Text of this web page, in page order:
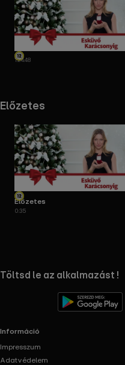
1:24:48
Előzetes
Előzetes
0:35
RTL+ useful links.
Töltsd le az alkalmazást !
Információ
Impresszum
Adatvédelem